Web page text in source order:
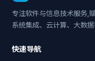
专注软件与信息技术服务,
系统集成、云计算、大数据
快速导航